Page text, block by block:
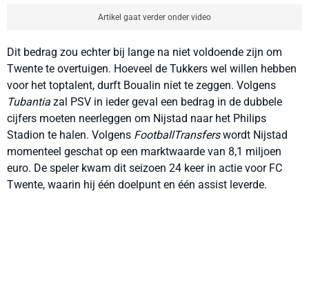
Artikel gaat verder onder video
Dit bedrag zou echter bij lange na niet voldoende zijn om
Twente te overtuigen. Hoeveel de Tukkers wel willen hebben
voor het toptalent, durft Boualin niet te zeggen. Volgens
Tubantia zal PSV in ieder geval een bedrag in de dubbele
cijfers moeten neerleggen om Nijstad naar het Philips
Stadion te halen. Volgens FootballTransferswordt Nijstad
momenteel geschat op een marktwaarde van 8,1 miljoen
euro. De speler kwam dit seizoen 24 keer in actie voor FC
Twente, waarin hij één doelpunt en één assist leverde.